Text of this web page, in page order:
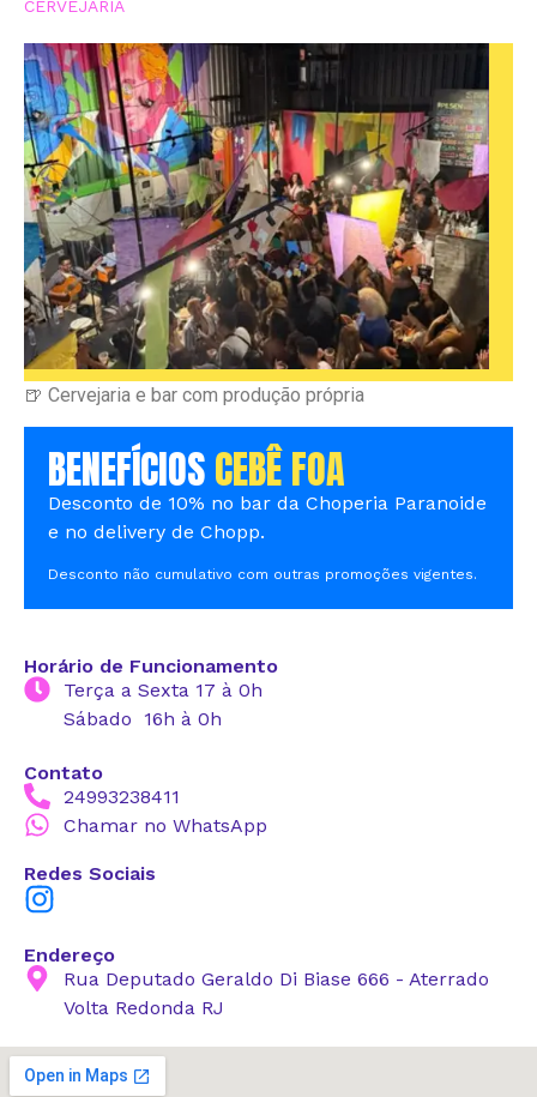
CERVEJARIA
🍺 Cervejaria e bar com produção própria
BENEFÍCIOSCEBÊ FOA
Desconto de 10% no bar da Choperia Paranoide
e no delivery de Chopp.
Desconto não cumulativo com outras promoções vigentes.
Horário de Funcionamento
Terça a Sexta 17 à 0h
Sábado 16h à 0h
Contato
24993238411
Chamar no WhatsApp
Redes Sociais
Endereço
Rua Deputado Geraldo Di Biase 666 - Aterrado
Volta Redonda RJ